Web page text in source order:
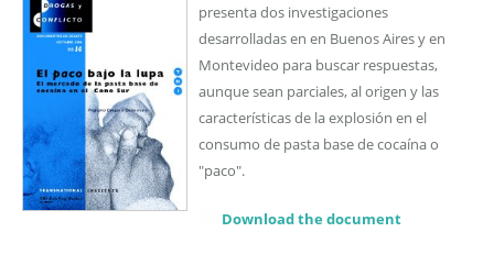
presenta dos investigaciones
desarrolladas en en Buenos Aires y en
Montevideo para buscar respuestas,
aunque sean parciales, al origen y las
características de la explosión en el
consumo de pasta base de cocaína o
"paco".
Download the document